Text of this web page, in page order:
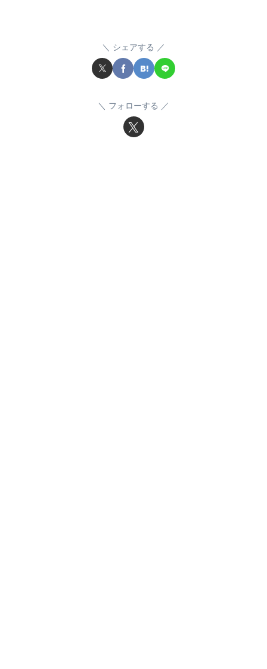
シェアする
フォローする